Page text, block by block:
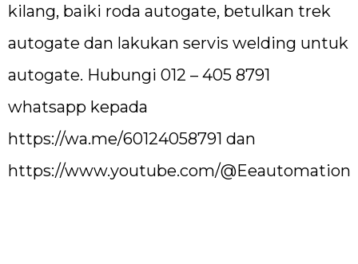
kilang, baiki roda autogate, betulkan trek
autogate dan lakukan servis welding untuk
autogate. Hubungi 012 – 405 8791
whatsapp kepada
https://wa.me/60124058791 dan
https://www.youtube.com/@Eeautomation